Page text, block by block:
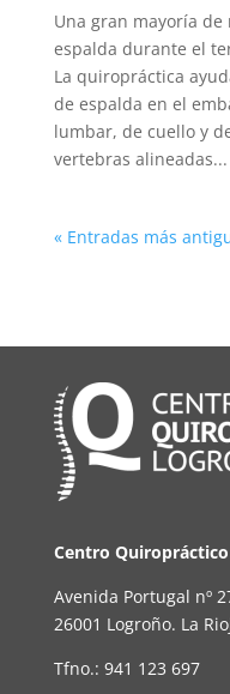
Una gran mayoría
espalda durante el
La quiropráctica
de espalda en el
lumbar, de cuello y
vertebras alineadas...
« Entradas más
Centro
Avenida Portugal nº
26001 Logroño. La
Tfno.: 941 123 697